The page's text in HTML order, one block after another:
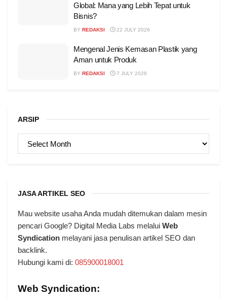
Global: Mana yang Lebih Tepat untuk
Bisnis?
BY REDAKSI 22 JULY 2026
Mengenal Jenis Kemasan Plastik yang
Aman untuk Produk
BY REDAKSI 7 JULY 2026
ARSIP
JASA ARTIKEL SEO
Mau website usaha Anda mudah ditemukan dalam mesin
pencari Google? Digital Media Labs melalui Web
Syndication melayani jasa penulisan artikel SEO dan
backlink.
Hubungi kami di: 085900018001
Web Syndication: